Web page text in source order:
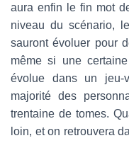
aura enfin le fin mot
niveau du scénario,
sauront évoluer pour
même si une
évolue dans un jeu-
majorité des
trentaine de tomes.
loin, et on retrouvera